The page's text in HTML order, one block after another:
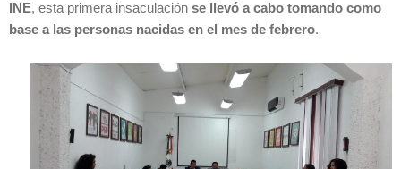
INE, esta primera insaculación se llevó a cabo tomando como
base a las personas nacidas en el mes de febrero.